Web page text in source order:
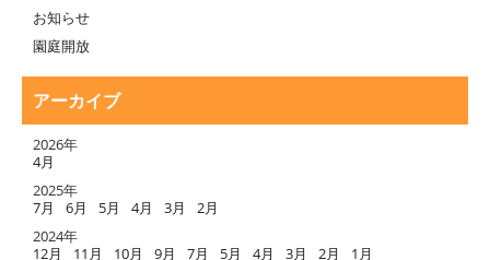
お知らせ
園庭開放
アーカイブ
2026年
4月
2025年
7月
6月 5月 4月 3月
2月
2024年
12月
11月 10月 9月 7月 5月 4月 3月 2月
1月